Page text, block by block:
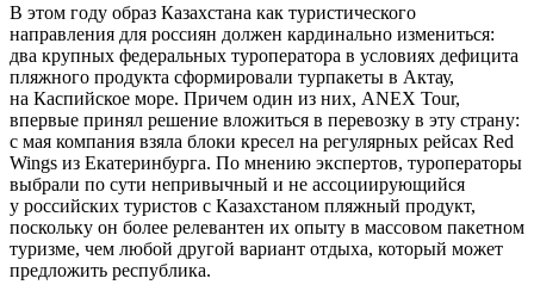
В этом году образ Казахстана как туристического
направления для россиян должен кардинально измениться:
два крупных федеральных туроператора в условиях дефицита
пляжного продукта сформировали турпакеты в Актау,
на Каспийское море. Причем один из них, ANEX Tour,
впервые принял решение вложиться в перевозку в эту страну:
с мая компания взяла блоки кресел на регулярных рейсах Red
Wings из Екатеринбурга. По мнению экспертов, туроператоры
выбрали по сути непривычный и не ассоциирующийся
у российских туристов с Казахстаном пляжный продукт,
поскольку он более релевантен их опыту в массовом пакетном
туризме, чем любой другой вариант отдыха, который может
предложить республика.